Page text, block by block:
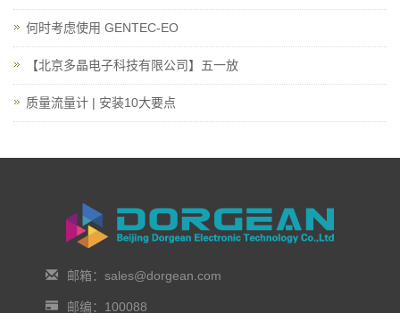
何时考虑使用 GENTEC-EO
【北京多晶电子科技有限公司】五一放
质量流量计 | 安装10大要点
邮箱：sales@dorgean.com
邮编：100088